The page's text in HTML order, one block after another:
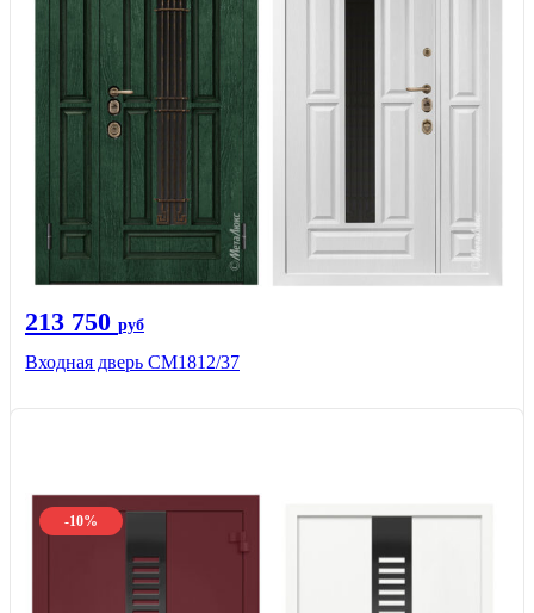
213 750 руб
Входная дверь СМ1812/37
-10%